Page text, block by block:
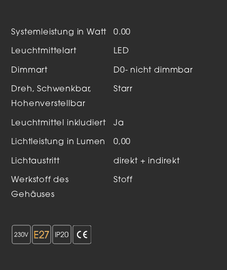
Systemleistung in Watt 0.00
Leuchtmittelart LED
Dimmart D0- nicht dimmbar
Dreh, Schwenkbar,
Hohenverstellbar
Starr
Leuchtmittel inkludiert Ja
Lichtleistung in Lumen 0,00
Lichtaustritt direkt + indirekt
Werkstoff des
Gehäuses
Stoff